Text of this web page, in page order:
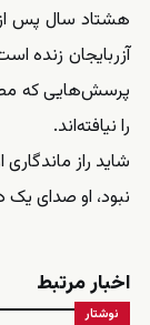
هشتاد سال پس
آزربایجان زنده
پرسش‌هایی که
را نیافته‌اند.
شاید راز
نبود، او صدای یک
اخبار مرتبط
نوشتار